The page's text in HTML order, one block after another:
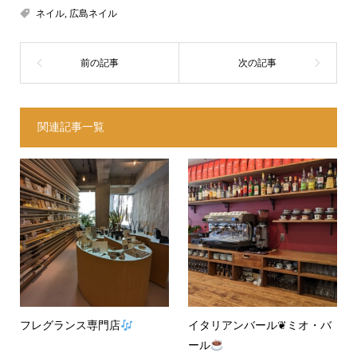
ネイル, 広島ネイル
関連記事一覧
フレグランス専門店
イタリアンバール❦ミオ・バ
ール